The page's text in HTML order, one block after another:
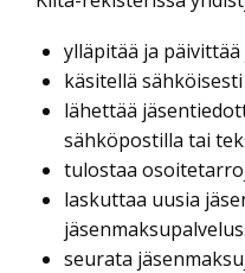
ylläpitää ja
käsitellä
lähettää
sähköpostilla tai
tulostaa
laskuttaa uusia
seurata